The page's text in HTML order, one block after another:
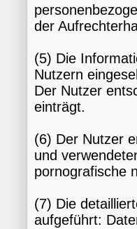
der
(5) Die
Nutzern
Der Nutzer
einträgt.
(6) Der Nutzer
und
pornografische
(7) Die
aufgeführt: